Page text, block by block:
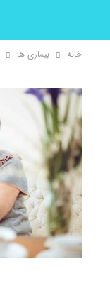
خانه بیماری ها